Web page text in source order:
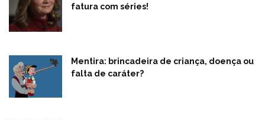
fatura com séries!
Mentira: brincadeira de criança, doença ou
falta de caráter?